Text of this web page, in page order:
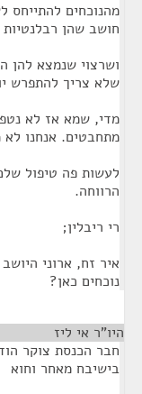
מהנוכחים להתייחס
חושב שהן רבלנטיות
ושרצוי שנמצא להן
שלא צריך להתפרש
מדי, שמא אז לא
מתחבטים. אנחנו לא
לעשות פה טיפול
הרווחה.
רי ריבלין;
איר זח, ארוני
נוכחים כאן?
היו"ר אי ליז
חבר הכנסת צוקר
בישיבח מאחר וחוא